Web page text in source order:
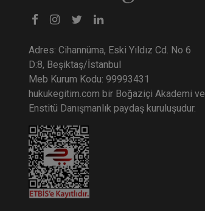
Adres: Cihannüma, Eski Yıldız Cd. No 6
D:8, Beşiktaş/İstanbul
Meb Kurum Kodu: 99993431
hukukegitim.com bir Boğaziçi Akademi ve
Enstitü Danışmanlık paydaş kuruluşudur.